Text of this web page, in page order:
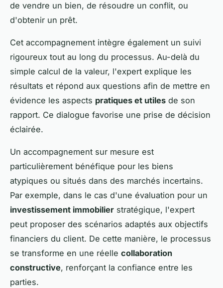
de vendre un bien, de résoudre un conflit, ou
d'obtenir un prêt.
Cet accompagnement intègre également un suivi
rigoureux tout au long du processus. Au-delà du
simple calcul de la valeur, l'expert explique les
résultats et répond aux questions afin de mettre en
évidence les aspects pratiques et utiles de son
rapport. Ce dialogue favorise une prise de décision
éclairée.
Un accompagnement sur mesure est
particulièrement bénéfique pour les biens
atypiques ou situés dans des marchés incertains.
Par exemple, dans le cas d'une évaluation pour un
investissement immobilier stratégique, l'expert
peut proposer des scénarios adaptés aux objectifs
financiers du client. De cette manière, le processus
se transforme en une réelle collaboration
constructive, renforçant la confiance entre les
parties.